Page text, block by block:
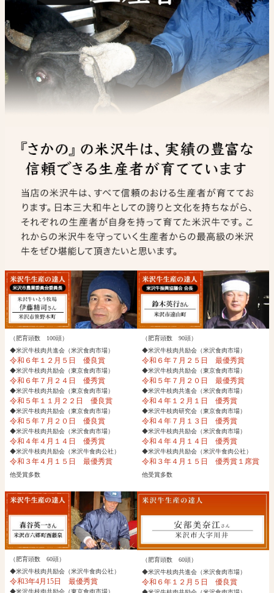
（肥育頭数 100頭）
◆米沢牛枝肉共進会（米沢食肉市場）
令和６年１２月５日 優良賞
◆米沢牛枝肉共励会（東京食肉市場）
令和６年７月２４日 優秀賞
◆米沢牛枝肉共励会（東京食肉市場）
令和５年１１月２２日 優良賞
◆米沢牛枝肉共励会（東京食肉市場）
令和５年７月２０日 優良賞
◆米沢牛枝肉共励会（米沢食肉市場）
令和４年４月１４日 優秀賞
◆米沢牛枝肉共励会（米沢牛食肉公社）
令和３年４月１５日 最優秀賞
他受賞多数
（肥育頭数 90頭）
◆米沢牛枝肉共励会（米沢食肉市場）
令和６年７月２５日 最優秀賞
◆米沢牛枝肉共励会（東京食肉市場）
令和５年７月２０日 最優秀賞
◆米沢牛枝肉共進会（米沢食肉市場）
令和４年１２月１日 優秀賞
◆米沢牛枝肉研究会（東京食肉市場）
令和４年７月１３日 優秀賞
◆米沢牛枝肉共励会（米沢食肉市場）
令和４年４月１４日 優秀賞
◆米沢牛枝肉共励会（米沢牛食肉公社）
令和３年４月１５日 優秀賞１席賞
他受賞多数
（肥育頭数 60頭）
◆米沢牛枝肉共励会（米沢牛食肉公社）
令和3年4月15日 最優秀賞
◆米沢牛枝肉共励会（東京食肉市場）
（肥育頭数 60頭）
◆米沢牛枝肉共進会（米沢食肉市場）
令和６年１２月５日 優良賞